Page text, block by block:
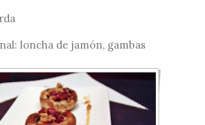
loncha de jamón, gambas